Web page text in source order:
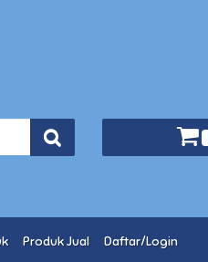
Produk Jual Daftar/Login